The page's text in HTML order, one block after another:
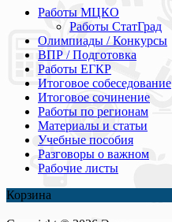
Работы МЦКО
Работы СтатГрад
Олимпиады / Конкурсы
ВПР / Подготовка
Работы ЕГКР
Итоговое собеседование
Итоговое сочинение
Работы по регионам
Материалы и статьи
Учебные пособия
Разговоры о важном
Рабочие листы
Корзина